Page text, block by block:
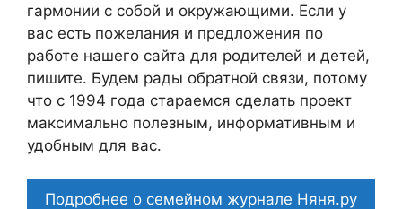
гармонии с собой и окружающими. Если у
вас есть пожелания и предложения по
работе нашего сайта для родителей и детей,
пишите. Будем рады обратной связи, потому
что c 1994 года стараемся сделать проект
максимально полезным, информативным и
удобным для вас.
Подробнее о семейном журнале Няня.ру